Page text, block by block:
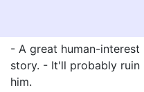
- A great human-interest
story. - It'll probably ruin
him.